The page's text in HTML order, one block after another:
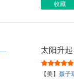
收藏
太阳升
【美】 聂子